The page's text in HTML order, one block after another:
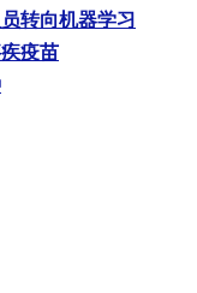
转向机器学习
疫苗